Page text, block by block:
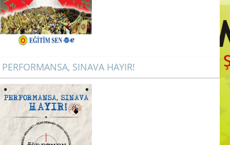
PERFORMANSA, SINAVA HAYIR!